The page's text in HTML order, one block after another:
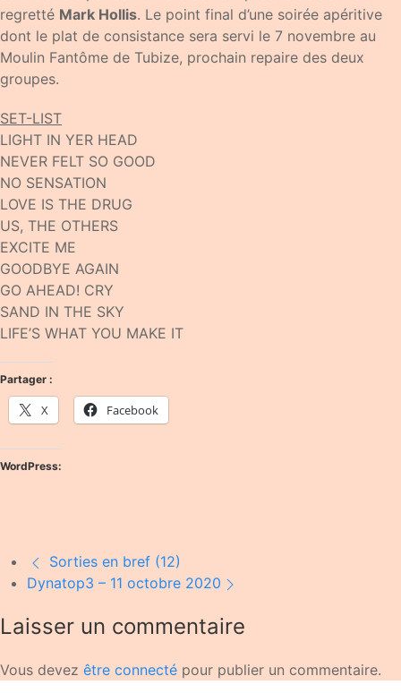
regretté Mark Hollis. Le point final d’une soirée apéritive
dont le plat de consistance sera servi le 7 novembre au
Moulin Fantôme de Tubize, prochain repaire des deux
groupes.
SET-LIST
LIGHT IN YER HEAD
NEVER FELT SO GOOD
NO SENSATION
LOVE IS THE DRUG
US, THE OTHERS
EXCITE ME
GOODBYE AGAIN
GO AHEAD! CRY
SAND IN THE SKY
LIFE’S WHAT YOU MAKE IT
Partager :
X Facebook
WordPress:
Sorties en bref (12)
Dynatop3 – 11 octobre 2020
Laisser un commentaire
Vous devez être connecté pour publier un commentaire.